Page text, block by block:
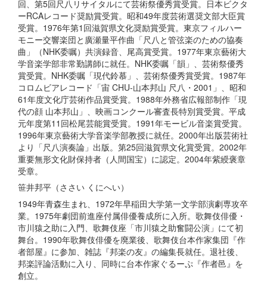
回、第5回尺八リサイタルにて芸術祭優秀賞受賞。日本ビクタ
ーRCAレコード奨励賞受賞。昭和49年度芸術選奨文部大臣賞
受賞。1976年第1回滋賀県文化奨励賞受賞。東京フィルハー
モニー交響楽団と廣瀬量平作曲「尺八と管弦楽のための協奏
曲」（NHK委嘱）共演録音、尾高賞受賞。1977年東京藝術大
学音楽学部非常勤講師に就任。NHK委嘱「韻」、芸術祭優秀
賞受賞。NHK委嘱「現代鈴慕」、芸術祭優秀賞受賞。1987年
コロムビアレコード「宙 CHU-山本邦山 尺八・2001」、昭和
61年度文化庁芸術作品賞受賞。1988年外務省広報部制作「現
代の顔 山本邦山」、映画コンクール審査長特別賞受賞。平成
元年度第11回松尾芸能賞受賞。1991年モービル音楽賞受賞。
1996年東京藝術大学音楽学部教授に就任。2000年出版芸術社
より「尺八演奏論」出版。第25回滋賀県文化賞受賞。2002年
重要無形文化財保持者（人間国宝）に認定。2004年紫綬褒章
受章。
笹井邦平（ささい くにへい）
1949年青森生まれ、1972年早稲田大学第一文学部演劇専攻卒
業。1975年劇団前進座付属俳優養成所に入所。歌舞伎俳優・
市川猿之助に入門、歌舞伎座「市川猿之助奮闘公演」にて初
舞台。1990年歌舞伎俳優を廃業後、歌舞伎台本作家集団『作
者部屋』に参加、雑誌『邦楽の友』の編集長就任。退社後、
邦楽評論活動に入り、同時に台本作家ぐるーぷ『作者邑』を
創立。